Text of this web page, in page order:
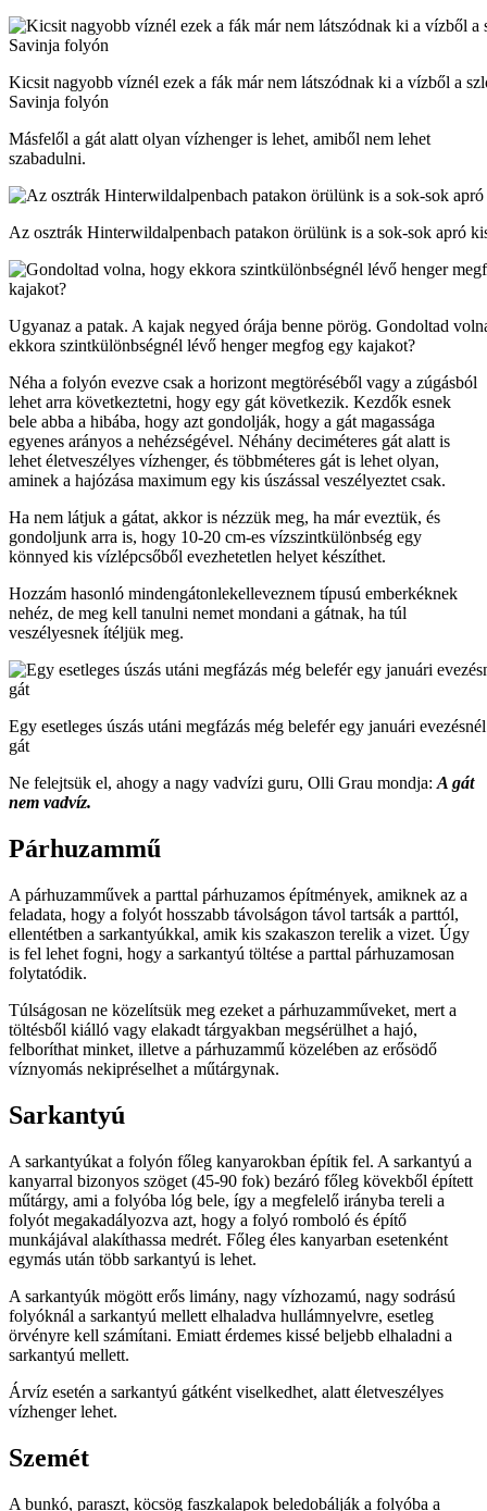
Kicsit nagyobb víznél ezek a fák már nem látszódnak ki a vízből a
Savinja folyón
Másfelől a gát alatt olyan vízhenger is lehet, amiből nem lehet
szabadulni.
Az osztrák Hinterwildalpenbach patakon örülünk is a sok-sok apró
Ugyanaz a patak. A kajak negyed órája benne pörög. Gondoltad
ekkora szintkülönbségnél lévő henger megfog egy kajakot?
Néha a folyón evezve csak a horizont megtöréséből vagy a zúgásból
lehet arra következtetni, hogy egy gát következik. Kezdők esnek
bele abba a hibába, hogy azt gondolják, hogy a gát magassága
egyenes arányos a nehézségével. Néhány deciméteres gát alatt is
lehet életveszélyes vízhenger, és többméteres gát is lehet olyan,
aminek a hajózása maximum egy kis úszással veszélyeztet csak.
Ha nem látjuk a gátat, akkor is nézzük meg, ha már eveztük, és
gondoljunk arra is, hogy 10-20 cm-es vízszintkülönbség egy
könnyed kis vízlépcsőből evezhetetlen helyet készíthet.
Hozzám hasonló mindengátonlekelleveznem típusú emberkéknek
nehéz, de meg kell tanulni nemet mondani a gátnak, ha túl
veszélyesnek ítéljük meg.
Egy esetleges úszás utáni megfázás még belefér egy januári
gát
Ne felejtsük el, ahogy a nagy vadvízi guru, Olli Grau mondja: A gát
nem vadvíz.
Párhuzammű
A párhuzamművek a parttal párhuzamos építmények, amiknek az a
feladata, hogy a folyót hosszabb távolságon távol tartsák a parttól,
ellentétben a sarkantyúkkal, amik kis szakaszon terelik a vizet. Úgy
is fel lehet fogni, hogy a sarkantyú töltése a parttal párhuzamosan
folytatódik.
Túlságosan ne közelítsük meg ezeket a párhuzamműveket, mert a
töltésből kiálló vagy elakadt tárgyakban megsérülhet a hajó,
felboríthat minket, illetve a párhuzammű közelében az erősödő
víznyomás nekipréselhet a műtárgynak.
Sarkantyú
A sarkantyúkat a folyón főleg kanyarokban építik fel. A sarkantyú a
kanyarral bizonyos szöget (45-90 fok) bezáró főleg kövekből épített
műtárgy, ami a folyóba lóg bele, így a megfelelő irányba tereli a
folyót megakadályozva azt, hogy a folyó romboló és építő
munkájával alakíthassa medrét. Főleg éles kanyarban esetenként
egymás után több sarkantyú is lehet.
A sarkantyúk mögött erős limány, nagy vízhozamú, nagy sodrású
folyóknál a sarkantyú mellett elhaladva hullámnyelvre, esetleg
örvényre kell számítani. Emiatt érdemes kissé beljebb elhaladni a
sarkantyú mellett.
Árvíz esetén a sarkantyú gátként viselkedhet, alatt életveszélyes
vízhenger lehet.
Szemét
A bunkó, paraszt, köcsög faszkalapok beledobálják a folyóba a